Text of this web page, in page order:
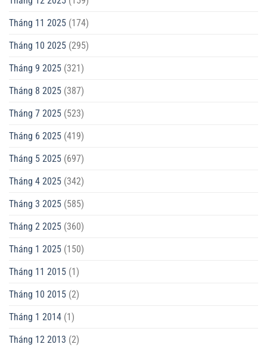
Tháng 11 2025 (174)
Tháng 10 2025 (295)
Tháng 9 2025 (321)
Tháng 8 2025 (387)
Tháng 7 2025 (523)
Tháng 6 2025 (419)
Tháng 5 2025 (697)
Tháng 4 2025 (342)
Tháng 3 2025 (585)
Tháng 2 2025 (360)
Tháng 1 2025 (150)
Tháng 11 2015 (1)
Tháng 10 2015 (2)
Tháng 1 2014 (1)
Tháng 12 2013 (2)